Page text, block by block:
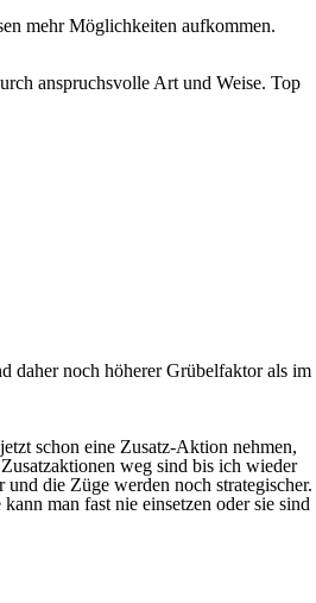
mehr Möglichkeiten aufkommen.
anspruchsvolle Art und Weise. Top
daher noch höherer Grübelfaktor als im
schon eine Zusatz-Aktion nehmen,
weg sind bis ich wieder
die Züge werden noch strategischer.
man fast nie einsetzen oder sie sind